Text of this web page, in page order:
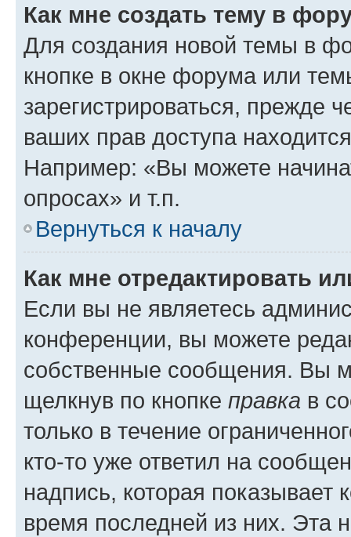
Как мне создать тему в
Для создания новой темы в
кнопке в окне форума или
зарегистрироваться, прежде
ваших прав доступа
Например: «Вы можете
опросах» и т.п.
Вернуться к началу
Как мне отредактировать
Если вы не являетесь
конференции, вы можете
собственные сообщения. Вы
щелкнув по кнопке правка в
только в течение
кто-то уже ответил на
надпись, которая показывает
время последней из них. Эта